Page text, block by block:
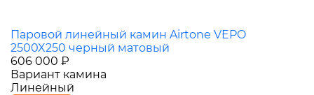
Паровой линейный камин Airtone VEPO
2500X250 черный матовый
606 000 ₽
Вариант камина
Линейный